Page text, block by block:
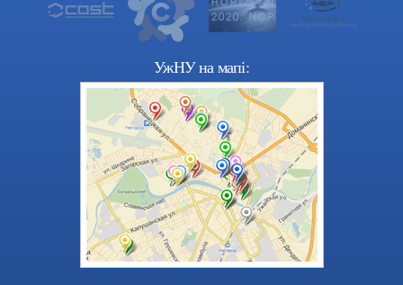
УжНУ на мапі: